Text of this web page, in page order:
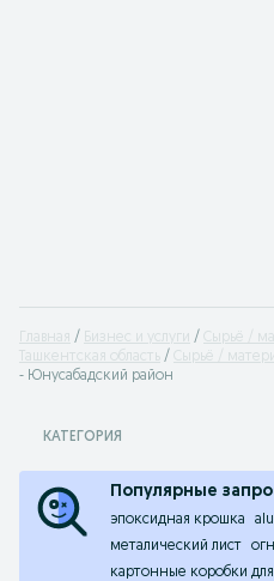
Главная Бизнес и услуги Сырьё /
Ташкентская область
Сырьё /
- Юнусабадский район
КАТЕГОРИЯ
Популярные
эпоксидная крошка
металический лист
картонные коробки